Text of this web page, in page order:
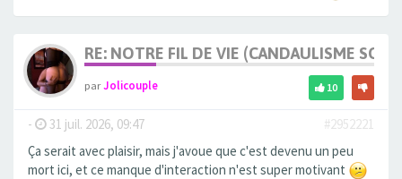
RE: NOTRE FIL DE VIE (CANDAULISME
parJolicouple 10
- 31 juil. 2026, 09:47
#2952221
Ça serait avec plaisir, mais j'avoue que c'est devenu un peu
mort ici, et ce manque d'interaction n'est super motivant